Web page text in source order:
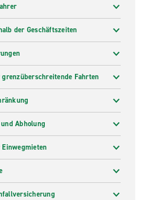
der Geschäftszeiten
Fahrten
Abholung